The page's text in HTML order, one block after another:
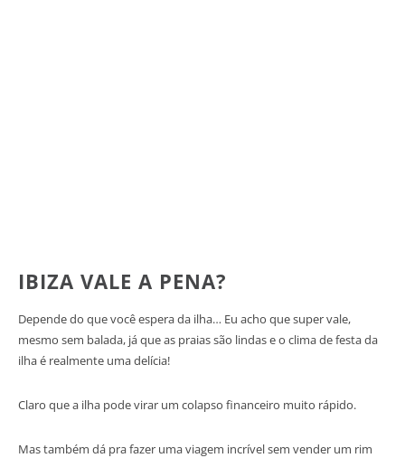
IBIZA VALE A PENA?
Depende do que você espera da ilha… Eu acho que super vale,
mesmo sem balada, já que as praias são lindas e o clima de festa da
ilha é realmente uma delícia!
Claro que a ilha pode virar um colapso financeiro muito rápido.
Mas também dá pra fazer uma viagem incrível sem vender um rim